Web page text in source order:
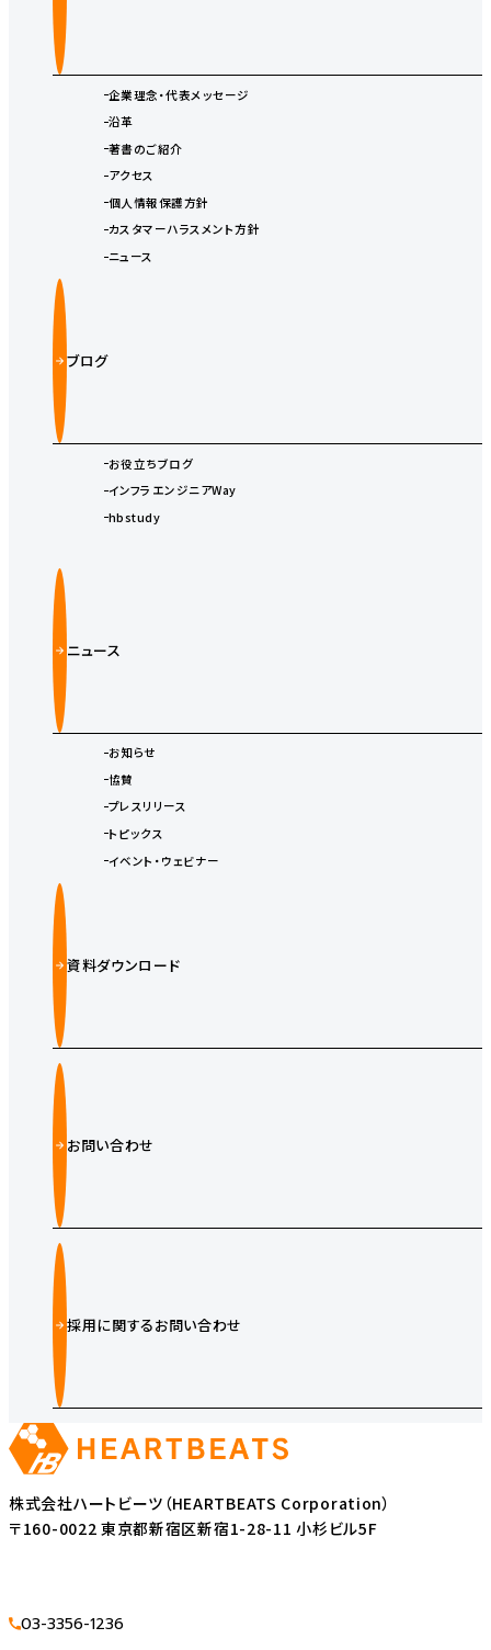
企業理念・代表メッセージ
沿革
著書のご紹介
アクセス
個人情報保護方針
カスタマーハラスメント方針
ニュース
ブログ
お役立ちブログ
インフラエンジニアWay
hbstudy
ニュース
お知らせ
協賛
プレスリリース
トピックス
イベント・ウェビナー
資料ダウンロード
お問い合わせ
採用に関するお問い合わせ
株式会社ハートビーツ（HEARTBEATS Corporation）
〒160-0022 東京都新宿区新宿1-28-11 小杉ビル5F
03-3356-1236